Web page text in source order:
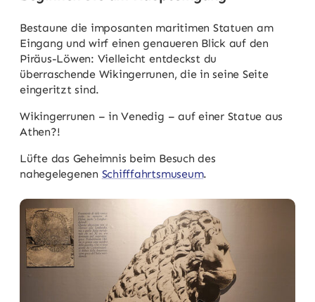
Bestaune die imposanten maritimen Statuen am
Eingang und wirf einen genaueren Blick auf den
Piräus-Löwen: Vielleicht entdeckst du
überraschende Wikingerrunen, die in seine Seite
eingeritzt sind.
Wikingerrunen – in Venedig – auf einer Statue aus
Athen?!
Lüfte das Geheimnis beim Besuch des
nahegelegenen Schifffahrtsmuseum.